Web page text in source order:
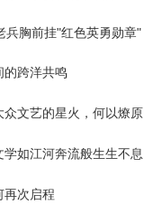
兵胸前挂"红色英勇勋章"
的跨洋共鸣
文艺的星火，何以燎原
如江河奔流般生生不息
再次启程